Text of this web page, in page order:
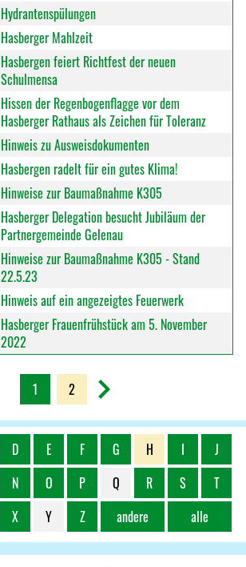
Hydrantenspülungen
Hasberger Mahlzeit
Hasbergen feiert Richtfest der neuen
Schulmensa
Hissen der Regenbogenflagge vor dem
Hasberger Rathaus als Zeichen für Toleranz
Hinweis zu Ausweisdokumenten
Hasbergen radelt für ein gutes Klima!
Hinweise zur Baumaßnahme K305
Hasberger Delegation besucht Jubiläum der
Partnergemeinde Gelenau
Hinweise zur Baumaßnahme K305 - Stand
22.5.23
Hinweis auf ein angezeigtes Feuerwerk
Hasberger Frauenfrühstück am 5. November
2022
1 2
alle
D E F G H I
J
N O P Q R S
T
X Y Z andere